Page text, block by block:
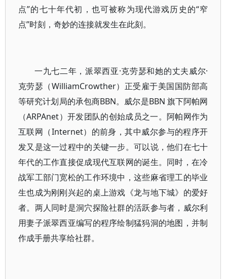
点”的七十年代初，也可被称为现代游戏历史的“窄
点”时刻，奇妙的连接就发生在此刻。
一九七二年，派翠西亚·克劳瑟和她的丈夫威尔·
克劳瑟（WilliamCrowther）正受雇于美国国防部高
等研究计划局的承包商BBN。威尔是BBN 旗下阿帕网
（ARPAnet）开发团队的创始成员之一。阿帕网作为
互联网（Internet）的前身，其中威尔参与的程序开
发又是这一过程中的关键一步。可以说，他们在七十
年代的工作直接促成现代互联网的诞生。同时，在冷
战军工部门宽松的工作环境中，这些麻省理工的毕业
生也成为刚刚兴起的桌上游戏《龙与地下城》的爱好
者。两人同时是洞穴探险社群的活跃参与者，威尔利
用妻子派翠西亚编写的程序绘制猛犸洞的地图，并制
作成手册共享给社群。